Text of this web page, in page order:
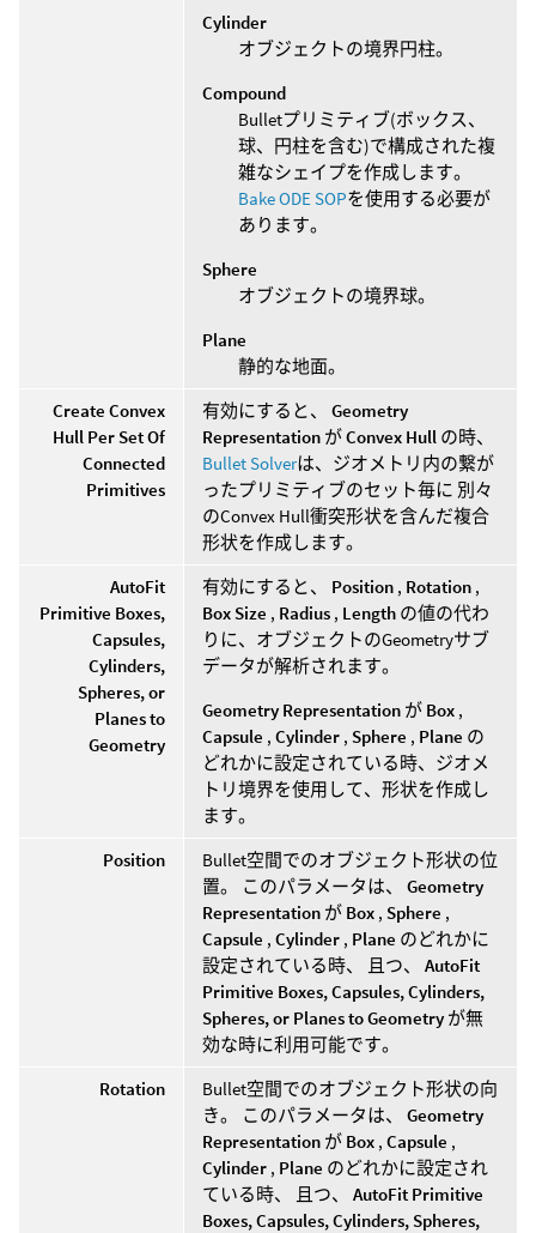
Cylinder
オブジェクトの境界円柱。
Compound
Bulletプリミティブ(ボックス、
球、円柱を含む)で構成された複
雑なシェイプを作成します。
Bake ODE SOPを使用する必要が
あります。
Sphere
オブジェクトの境界球。
Plane
静的な地面。
Create Convex
Hull Per Set Of
Connected
Primitives
有効にすると、 Geometry
Representation がConvex Hull の時、
Bullet Solverは、ジオメトリ内の繋が
ったプリミティブのセット毎に 別々
のConvex Hull衝突形状を含んだ複合
形状を作成します。
AutoFit
Primitive Boxes,
Capsules,
Cylinders,
Spheres, or
Planes to
Geometry
有効にすると、 Position , Rotation ,
Box Size , Radius , Length の値の代わ
りに、オブジェクトのGeometryサブ
データが解析されます。
Geometry Representation が Box ,
Capsule , Cylinder , Sphere , Plane の
どれかに設定されている時、ジオメ
トリ境界を使用して、形状を作成し
ます。
Position
Bullet空間でのオブジェクト形状の位
置。 このパラメータは、 Geometry
Representation が Box , Sphere ,
Capsule , Cylinder , Plane のどれかに
設定されている時、 且つ、 AutoFit
Primitive Boxes, Capsules, Cylinders,
Spheres, or Planes to Geometry が無
効な時に利用可能です。
Rotation
Bullet空間でのオブジェクト形状の向
き。 このパラメータは、 Geometry
Representation が Box , Capsule ,
Cylinder , Plane のどれかに設定され
ている時、 且つ、 AutoFit Primitive
Boxes, Capsules, Cylinders, Spheres,